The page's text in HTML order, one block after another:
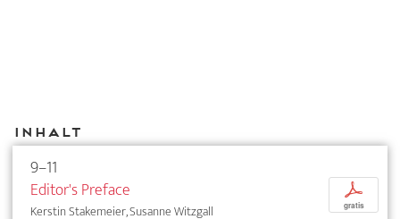
Inhalt
9–11
Editor's Preface
Kerstin Stakemeier, Susanne Witzgall
p
gratis